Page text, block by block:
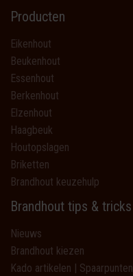
Producten
Eikenhout
Beukenhout
Essenhout
Berkenhout
Elzenhout
Haagbeuk
Houtopslagen
Briketten
Brandhout keuzehulp
Brandhout tips & tricks
Nieuws
Brandhout kiezen
Kado artikelen | Spaarpunten